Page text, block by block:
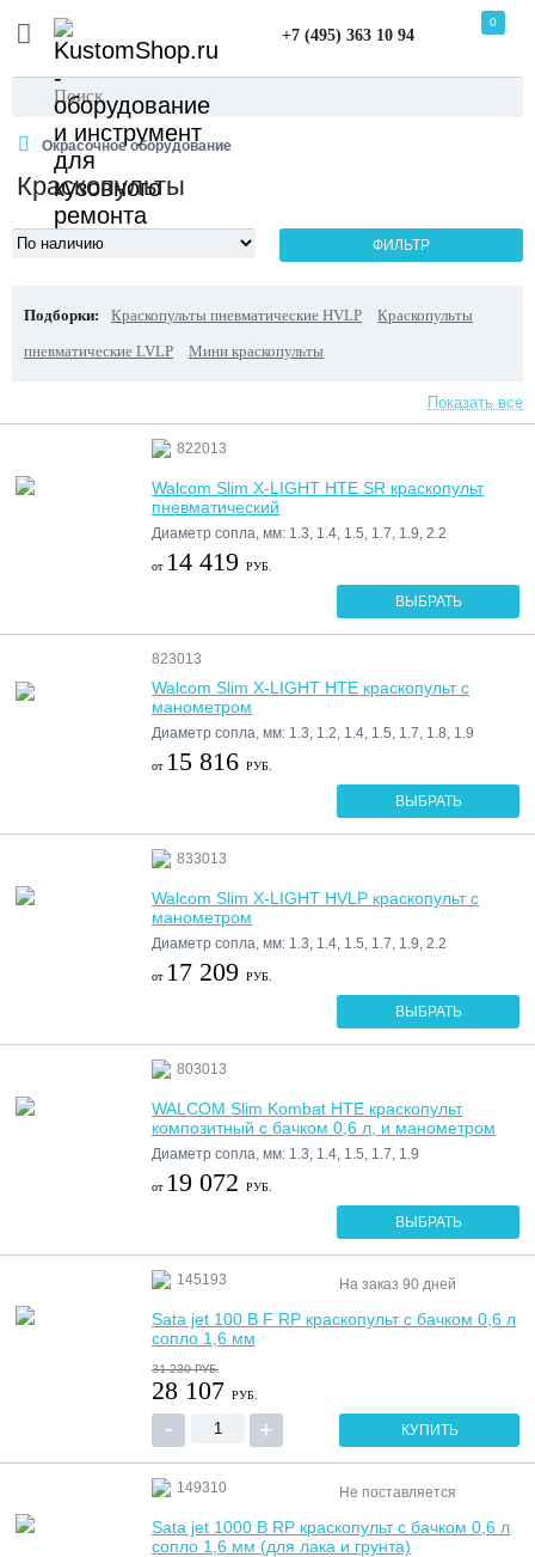
+7 (495) 363 10 94
0
Окрасочное оборудование
Краскопульты
ФИЛЬТР
Подборки: Краскопульты пневматические HVLP
Краскопульты
пневматические LVLP
Мини краскопульты
Показать все
822013
Walcom Slim X-LIGHT HTE SR краскопульт
пневматический
Диаметр сопла, мм: 1.3, 1.4, 1.5, 1.7, 1.9, 2.2
от 14 419 РУБ.
ВЫБРАТЬ
823013
Walcom Slim X-LIGHT HTE краскопульт с
манометром
Диаметр сопла, мм: 1.3, 1.2, 1.4, 1.5, 1.7, 1.8, 1.9
от 15 816 РУБ.
ВЫБРАТЬ
833013
Walcom Slim X-LIGHT HVLP краскопульт с
манометром
Диаметр сопла, мм: 1.3, 1.4, 1.5, 1.7, 1.9, 2.2
от 17 209 РУБ.
ВЫБРАТЬ
803013
WALCOM Slim Kombat HTE краскопульт
композитный с бачком 0,6 л, и манометром
Диаметр сопла, мм: 1.3, 1.4, 1.5, 1.7, 1.9
от 19 072 РУБ.
ВЫБРАТЬ
145193 На заказ 90 дней
Sata jet 100 B F RP краскопульт с бачком 0,6 л
сопло 1,6 мм
31 230РУБ.
28 107 РУБ.
КУПИТЬ
149310 Не поставляется
Sata jet 1000 B RP краскопульт с бачком 0,6 л
сопло 1,6 мм (для лака и грунта)